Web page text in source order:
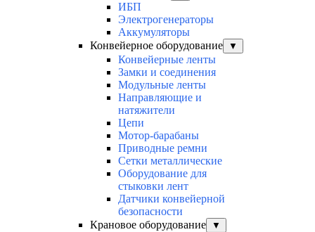
ИБП
Электрогенераторы
Аккумуляторы
Конвейерное оборудование
▼
Конвейерные ленты
Замки и соединения
Модульные ленты
Направляющие и
натяжители
Цепи
Мотор-барабаны
Приводные ремни
Сетки металлические
Оборудование для
стыковки лент
Датчики конвейерной
безопасности
Крановое оборудование
▼